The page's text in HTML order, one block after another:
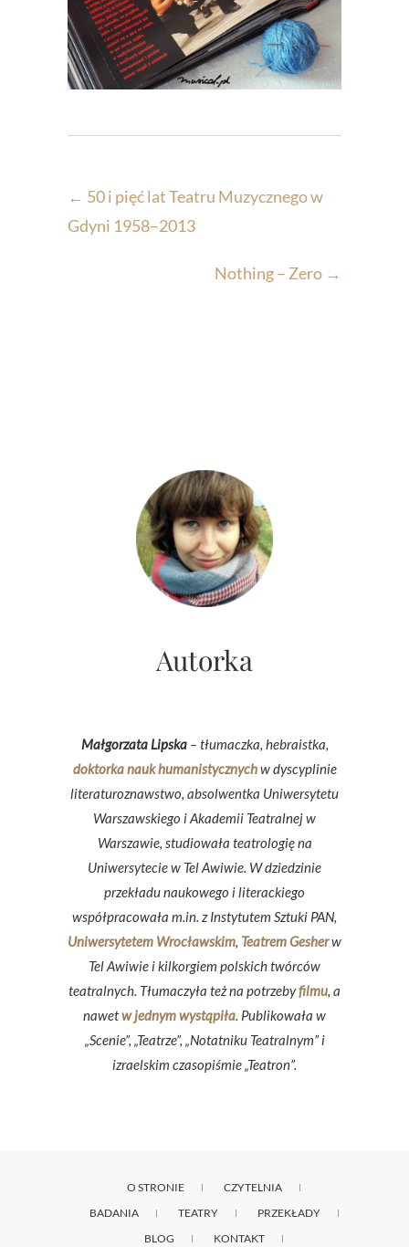
← 50 i pięć lat Teatru Muzycznego w
Gdyni 1958–2013
Nothing – Zero →
Autorka
Małgorzata Lipska– tłumaczka, hebraistka,
doktorka nauk humanistycznychw dyscyplinie
literaturoznawstwo, absolwentka Uniwersytetu
Warszawskiego i Akademii Teatralnej w
Warszawie, studiowała teatrologię na
Uniwersytecie w Tel Awiwie. W dziedzinie
przekładu naukowego i literackiego
współpracowała m.in. z Instytutem Sztuki PAN,
Uniwersytetem Wrocławskim, Teatrem Gesherw
Tel Awiwie i kilkorgiem polskich twórców
teatralnych. Tłumaczyła też na potrzebyfilmu, a
nawetw jednym wystąpiła. Publikowała w
„Scenie”, „Teatrze”, „Notatniku Teatralnym” i
izraelskim czasopiśmie „Teatron”.
O STRONIE
CZYTELNIA
BADANIA
TEATRY
PRZEKŁADY
BLOG
KONTAKT